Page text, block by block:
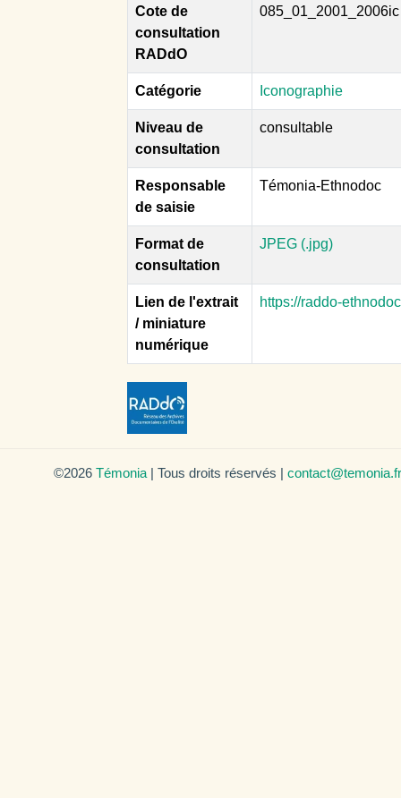
Cote de
consultation
RADdO
085_01_2001_2006ic
Catégorie Iconographie
Niveau de
consultation
consultable
Responsable
de saisie
Témonia-Ethnodoc
Format de
consultation
JPEG (.jpg)
Lien de l'extrait
/ miniature
numérique
https://raddo-
©2026 Témonia | Tous droits réservés | contact@temonia.fr